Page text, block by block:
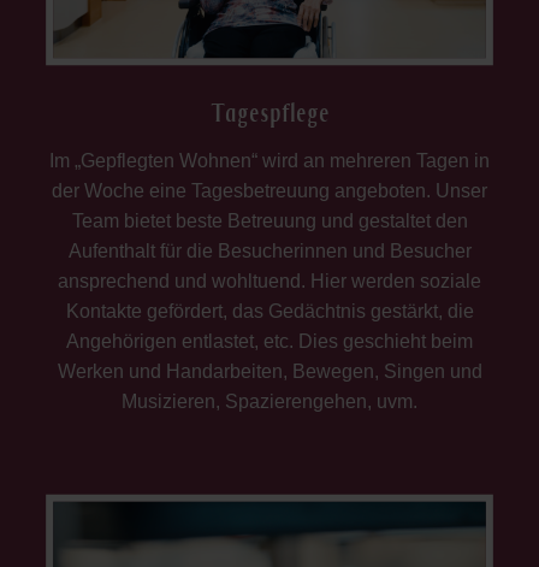
Tagespflege
Im „Gepflegten Wohnen“ wird an mehreren Tagen in
der Woche eine Tagesbetreuung angeboten. Unser
Team bietet beste Betreuung und gestaltet den
Aufenthalt für die Besucherinnen und Besucher
ansprechend und wohltuend. Hier werden soziale
Kontakte gefördert, das Gedächtnis gestärkt, die
Angehörigen entlastet, etc. Dies geschieht beim
Werken und Handarbeiten, Bewegen, Singen und
Musizieren, Spazierengehen, uvm.